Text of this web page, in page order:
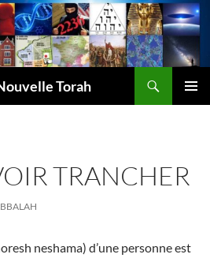
Torah
TRANCHER
neshama) d’une personne est